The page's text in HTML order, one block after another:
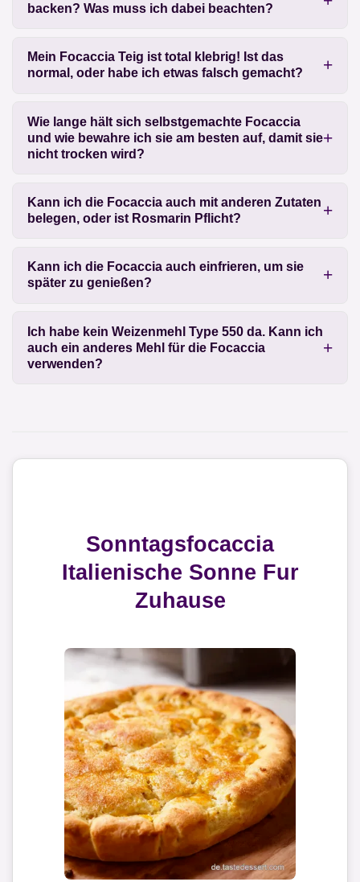
backen? Was muss ich dabei beachten?
Mein Focaccia Teig ist total klebrig! Ist das
normal, oder habe ich etwas falsch gemacht?
Wie lange hält sich selbstgemachte Focaccia
und wie bewahre ich sie am besten auf, damit sie
nicht trocken wird?
Kann ich die Focaccia auch mit anderen Zutaten
belegen, oder ist Rosmarin Pflicht?
Kann ich die Focaccia auch einfrieren, um sie
später zu genießen?
Ich habe kein Weizenmehl Type 550 da. Kann ich
auch ein anderes Mehl für die Focaccia
verwenden?
Sonntagsfocaccia
Italienische Sonne Fur
Zuhause